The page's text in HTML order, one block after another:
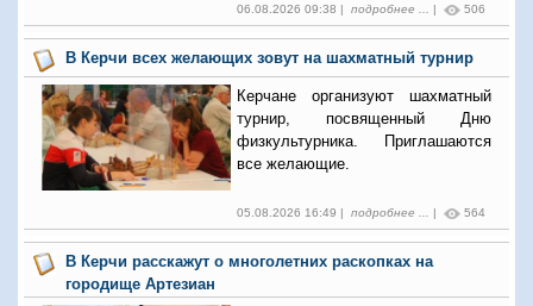
06.08.2026 09:38 | подробнее ... | 506
В Керчи всех желающих зовут на шахматный турнир
Керчане организуют шахматный
турнир, посвященный Дню
физкультурника. Приглашаются
все желающие.
05.08.2026 16:49 | подробнее ... | 564
В Керчи расскажут о многолетних раскопках на
городище Артезиан